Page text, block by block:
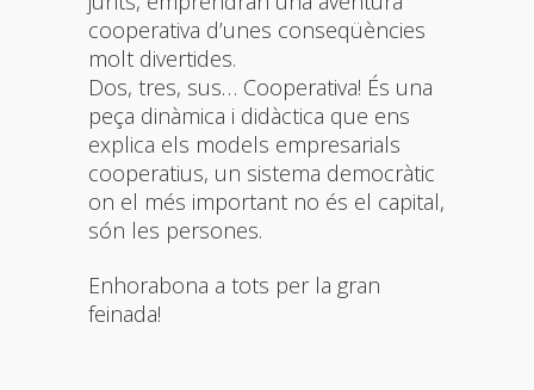
cooperativa d’unes conseqüències
molt divertides.
Dos, tres, sus… Cooperativa! És una
peça dinàmica i didàctica que ens
explica els models empresarials
cooperatius, un sistema democràtic
on el més important no és el capital,
són les persones.
Enhorabona a tots per la gran
feinada!